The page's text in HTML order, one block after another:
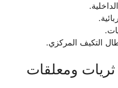
التكيف المركزي.
ومعلقات